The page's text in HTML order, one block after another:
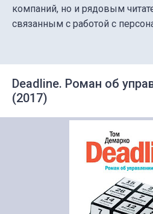
компаний, но и рядовым
связанным с работой с
Deadline. Роман об
(2017)